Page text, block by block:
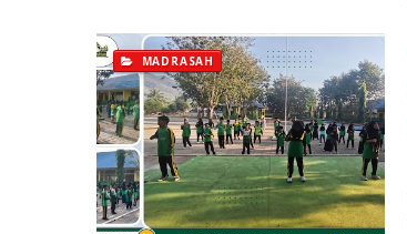
MADRASAH